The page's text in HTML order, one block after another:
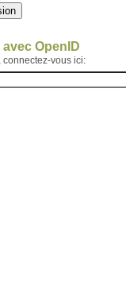
OpenID
connectez-vous ici: